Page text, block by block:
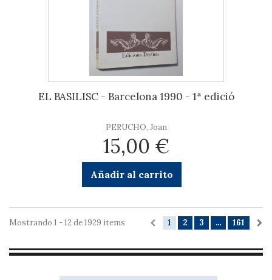
EL BASILISC - Barcelona 1990 - 1ª edició
PERUCHO, Joan
15,00 €
Añadir al carrito
1 2 3 ... 161
Mostrando 1 - 12 de 1929 items